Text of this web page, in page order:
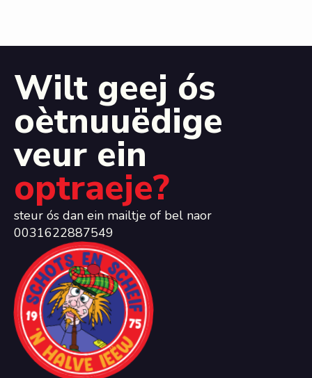
Wilt geej ós
oètnuuëdige
veur ein
optraeje?
steur ós dan ein mailtje of bel naor
0031622887549